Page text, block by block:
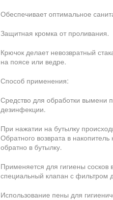
Обеспечивает оптимальное
Защитная кромка от проливания.
Крючок делает невозвратный
на поясе или ведре.
Способ применения:
Средство для обработки вымени
дезинфекции.
При нажатии на бутылку
Обратного возврата в
обратно в бутылку.
Применяется для гигиены
специальный клапан с фильтром
Использование пены для